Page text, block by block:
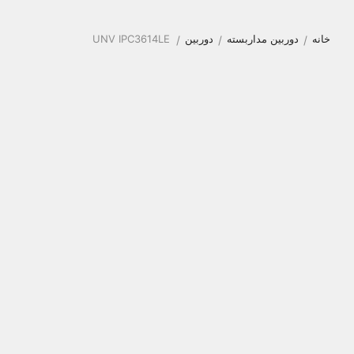
خانه / دوربین مداربسته / دوربین /
UNV IPC3614LE